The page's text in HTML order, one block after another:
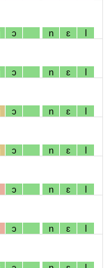
ɔ n ɛ l
ɔ n ɛ l
ɔ n ɛ l
ɔ n ɛ l
ɔ n ɛ l
ɔ n ɛ l